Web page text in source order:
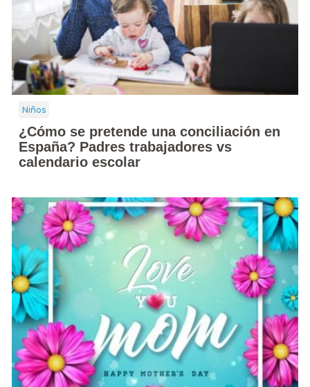
Niños
¿Cómo se pretende una conciliación en
España? Padres trabajadores vs
calendario escolar